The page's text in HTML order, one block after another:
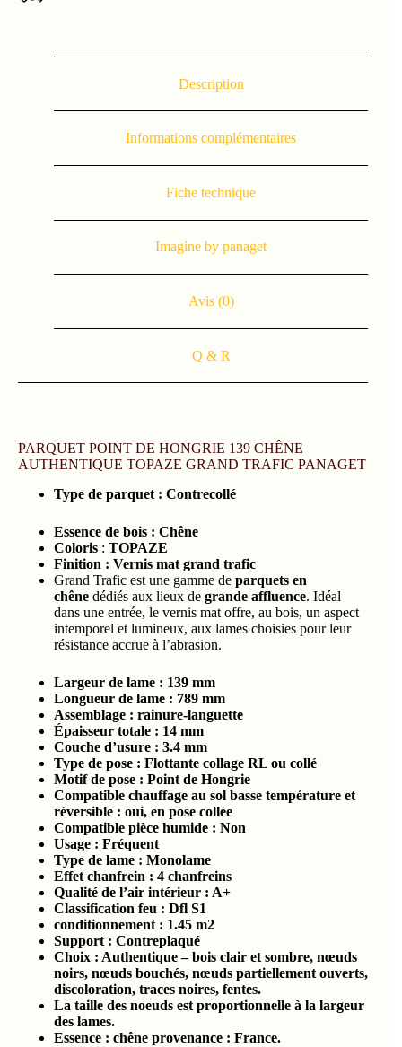
Description
Informations complémentaires
Fiche technique
Imagine by panaget
Avis (0)
Q & R
PARQUET POINT DE HONGRIE 139 CHÊNE
AUTHENTIQUE TOPAZE GRAND TRAFIC PANAGET
Type de parquet : Contrecollé
Essence de bois : Chêne
Coloris : TOPAZE
Finition : Vernis mat grand trafic
Grand Trafic est une gamme de parquets en
chêne dédiés aux lieux de grande affluence. Idéal
dans une entrée, le vernis mat offre, au bois, un aspect
intemporel et lumineux, aux lames choisies pour leur
résistance accrue à l’abrasion.
Largeur de lame : 139 mm
Longueur de lame : 789 mm
Assemblage : rainure-languette
Épaisseur totale : 14 mm
Couche d’usure : 3.4 mm
Type de pose : Flottante collage RL ou collé
Motif de pose : Point de Hongrie
Compatible chauffage au sol basse température et
réversible : oui, en pose collée
Compatible pièce humide : Non
Usage : Fréquent
Type de lame : Monolame
Effet chanfrein : 4 chanfreins
Qualité de l’air intérieur : A+
Classification feu : Dfl S1
conditionnement : 1.45 m2
Support : Contreplaqué
Choix : Authentique – bois clair et sombre, nœuds
noirs, nœuds bouchés, nœuds partiellement ouverts,
discoloration, traces noires, fentes.
La taille des noeuds est proportionnelle à la largeur
des lames.
Essence : chêne provenance : France.